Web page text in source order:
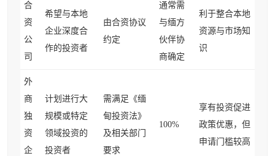
合
资
公
司
希望与本地
企业深度合
作的投资者
由合资协议
约定
通常需
与缅方
伙伴协
商确定
利于整合本地
资源与市场知
识
外
商
独
资
企
计划进行大
规模或特定
领域投资的
投资者
需满足《缅
甸投资法》
及相关部门
要求
100%
享有投资促进
政策优惠，但
申请门槛较高